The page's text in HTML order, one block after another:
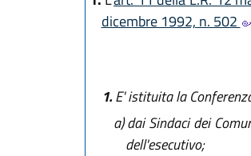
dicembre 1992, n. 502
1.E' istituita la
a)dai Sindaci dei
dell'esecutivo;